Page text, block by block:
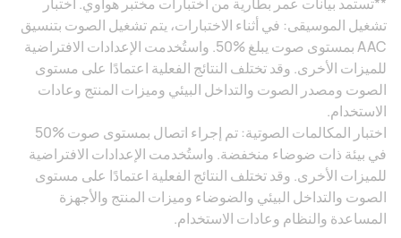
تشغيل الموسيقى: في أثناء الاختبارات، يتم تشغيل الصوت بتنسيق
AAC بمستوى صوت يبلغ ‎50%‎. واستُخدمت الإعدادات الافتراضية
للميزات الأخرى. وقد تختلف النتائج الفعلية اعتمادًا على مستوى
الصوت ومصدر الصوت والتداخل البيئي وميزات المنتج وعادات
الاستخدام.
اختبار المكالمات الصوتية: تم إجراء اتصال بمستوى صوت ‎50%‎
في بيئة ذات ضوضاء منخفضة. واستُخدمت الإعدادات الافتراضية
للميزات الأخرى. وقد تختلف النتائج الفعلية اعتمادًا على مستوى
الصوت والتداخل البيئي والضوضاء وميزات المنتج والأجهزة
المساعدة والنظام وعادات الاستخدام.